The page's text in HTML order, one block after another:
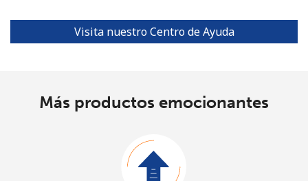
Visita nuestro Centro de Ayuda
Más productos emocionantes